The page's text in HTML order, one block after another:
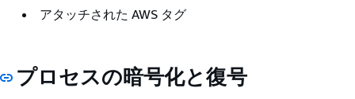
アタッチされた AWS タグ
プロセスの暗号化と復号